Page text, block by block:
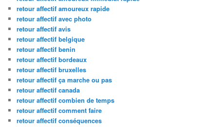
retour affectif amoureux rapide
retour affectif avec photo
retour affectif avis
retour affectif belgique
retour affectif benin
retour affectif bordeaux
retour affectif bruxelles
retour affectif ça marche ou pas
retour affectif canada
retour affectif combien de temps
retour affectif comment faire
retour affectif conséquences